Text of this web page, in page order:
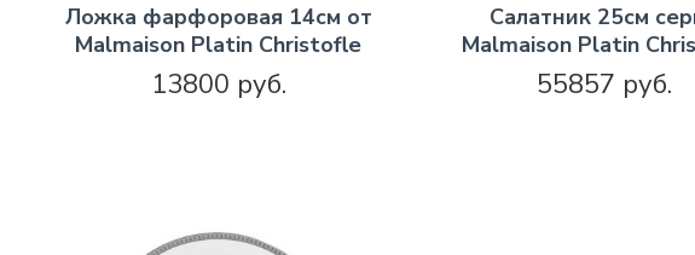
Ложка фарфоровая 14см от
Malmaison Platin Christofle
13800 руб.
Салатник 25см
Malmaison Platin
55857 руб.